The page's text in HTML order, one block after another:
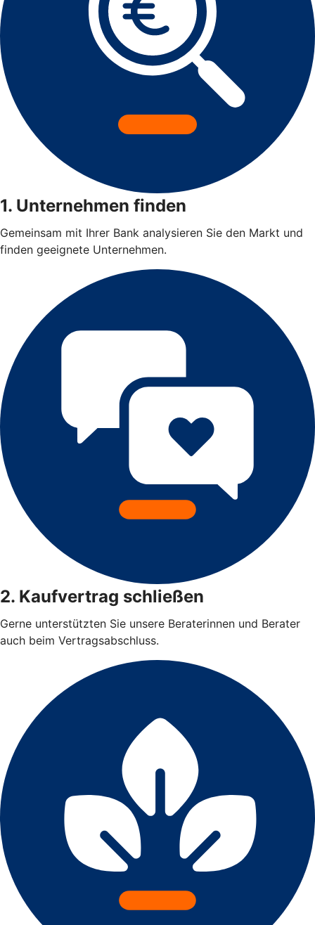
1. Unternehmen finden
Gemeinsam mit Ihrer Bank analysieren Sie den Markt und
finden geeignete Unternehmen.
2. Kaufvertrag schließen
Gerne unterstützten Sie unsere Beraterinnen und Berater
auch beim Vertragsabschluss.